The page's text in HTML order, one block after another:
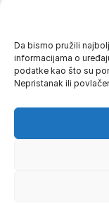
Da bismo pružili
informacijama o
podatke kao što su
Nepristanak ili